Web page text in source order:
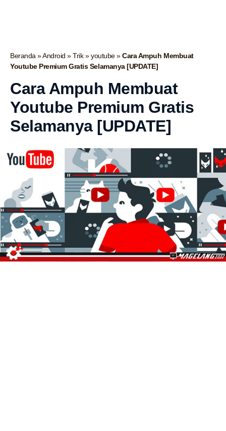
Beranda»Android»Trik»youtube»Cara Ampuh Membuat
Youtube Premium Gratis Selamanya [UPDATE]
Cara Ampuh Membuat
Youtube Premium Gratis
Selamanya [UPDATE]